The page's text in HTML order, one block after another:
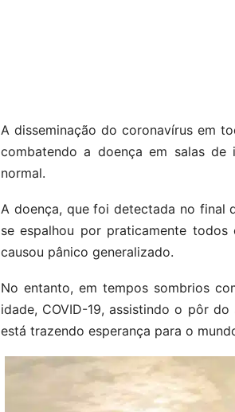
A disseminação do coronavírus em
combatendo a doença em salas
normal.
A doença, que foi detectada no final
se espalhou por praticamente
causou pânico generalizado.
No entanto, em tempos sombrios
idade, COVID-19, assistindo o pôr
está trazendo esperança para o